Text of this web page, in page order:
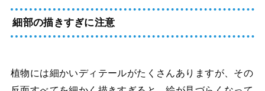
細部の描きすぎに注意
植物には細かいディテールがたくさんありますが、その